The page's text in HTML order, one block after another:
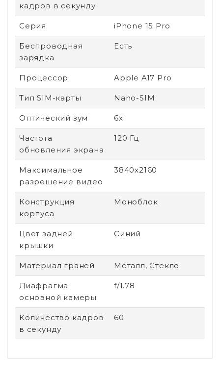
кадров в секунду
Серия iPhone 15 Pro
Беспроводная
зарядка
Есть
Процессор Apple A17 Pro
Тип SIM-карты Nano-SIM
Оптический зум 6x
Частота
обновления экрана
120 Гц
Максимальное
разрешение видео
3840x2160
Конструкция
корпуса
Моноблок
Цвет задней
крышки
Синий
Материал граней Металл, Стекло
Диафрагма
основной камеры
f/1.78
Количество кадров
в секунду
60